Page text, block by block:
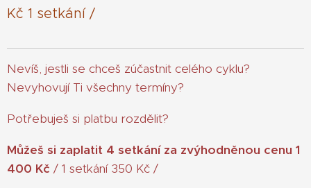
Kč 1 setkání /
Nevíš, jestli se chceš zúčastnit celého cyklu?
Nevyhovují Ti všechny termíny?
Potřebuješ si platbu rozdělit?
Můžeš si zaplatit 4 setkání za zvýhodněnou cenu 1
400 Kč / 1 setkání 350 Kč /